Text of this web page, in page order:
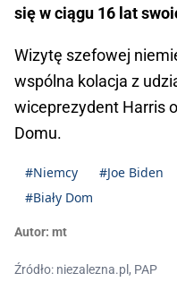
się w ciągu 16 lat
Wizytę szefowej
wspólna kolacja z
wiceprezydent Harris
Domu.
#Niemcy #Joe Biden
#Biały Dom
Autor: mt
Źródło: niezalezna.pl, PAP